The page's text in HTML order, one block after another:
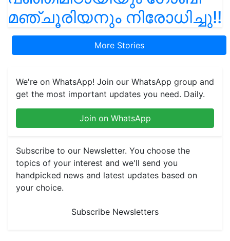
മഞ്ചൂരിയനും നിരോധിച്ചു!!
More Stories
We're on WhatsApp! Join our WhatsApp group and
get the most important updates you need. Daily.
Join on WhatsApp
Subscribe to our Newsletter. You choose the
topics of your interest and we'll send you
handpicked news and latest updates based on
your choice.
Subscribe Newsletters